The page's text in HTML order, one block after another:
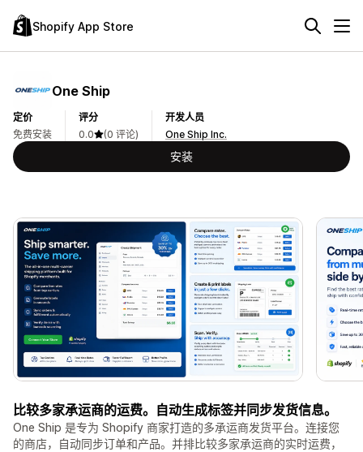
Shopify App Store
One Ship
定价
免费安装
评分
0.0
(0 评论)
开发人员
One Ship Inc.
安装
比较多家承运商的运费。自动生成标签并同步发货信息。
One Ship 是专为 Shopify 商家打造的多承运商发货平台。连接您
的商店，自动同步订单和产品。并排比较多家承运商的实时运费，